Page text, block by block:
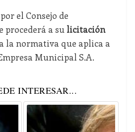
el Consejo de
procederá a sulicitación
la normativa que aplica a
Municipal S.A.
INTERESAR...